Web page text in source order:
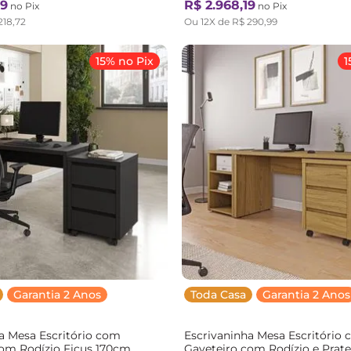
no Pix
,72
R$ 2.968,19no Pix
Ou 12X de R$ 290,99
Garantia 2 Anos
15% no Pix
Mesa Escritório com
Toda Casa Garantia 2 Anos
Escrivaninha Mesa Escritório